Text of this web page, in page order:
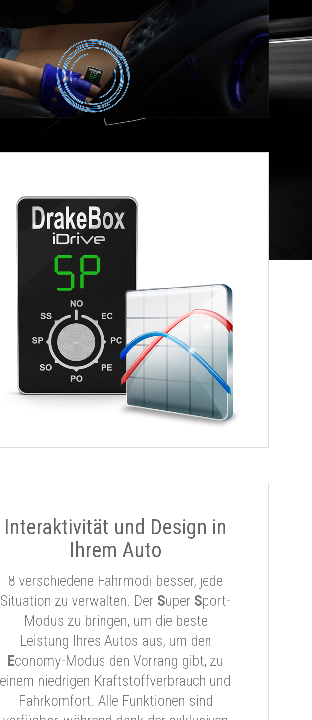
Interaktivität und Design in
Ihrem Auto
8 verschiedene Fahrmodi besser, jede
Situation zu verwalten. Der Super Sport-
Modus zu bringen, um die beste
Leistung Ihres Autos aus, um den
Economy-Modus den Vorrang gibt, zu
einem niedrigen Kraftstoffverbrauch und
Fahrkomfort. Alle Funktionen sind